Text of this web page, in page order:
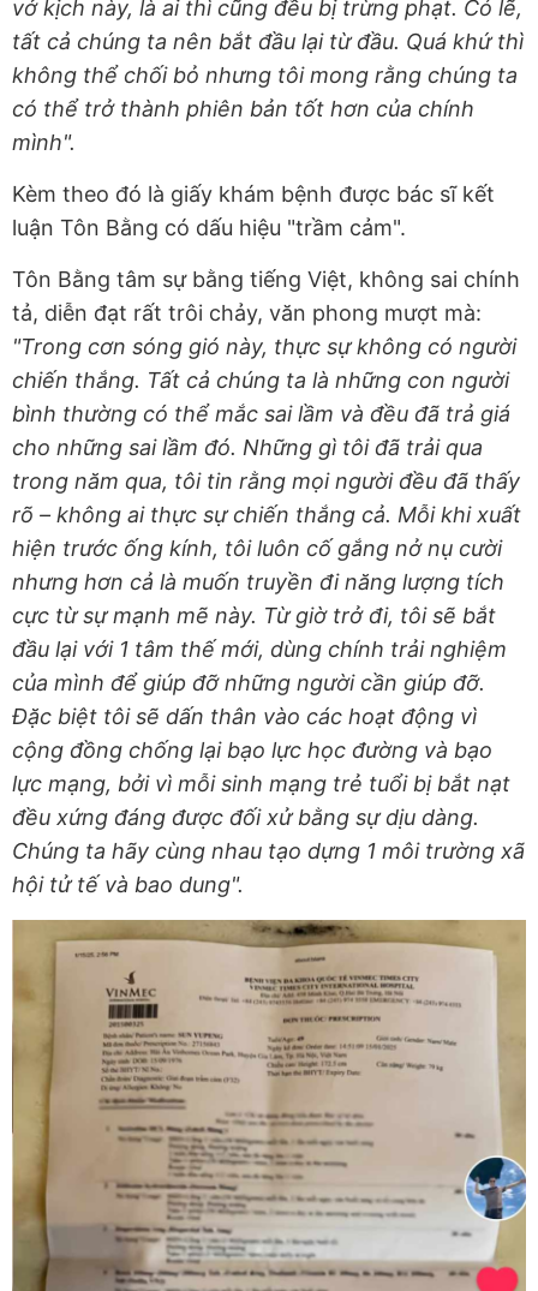
vở kịch này, là ai thì cũng đều bị trừng phạt. Có lẽ,
tất cả chúng ta nên bắt đầu lại từ đầu. Quá khứ thì
không thể chối bỏ nhưng tôi mong rằng chúng ta
có thể trở thành phiên bản tốt hơn của chính
mình".
Kèm theo đó là giấy khám bệnh được bác sĩ kết
luận Tôn Bằng có dấu hiệu "trầm cảm".
Tôn Bằng tâm sự bằng tiếng Việt, không sai chính
tả, diễn đạt rất trôi chảy, văn phong mượt mà:
"Trong cơn sóng gió này, thực sự không có người
chiến thắng. Tất cả chúng ta là những con người
bình thường có thể mắc sai lầm và đều đã trả giá
cho những sai lầm đó. Những gì tôi đã trải qua
trong năm qua, tôi tin rằng mọi người đều đã thấy
rõ – không ai thực sự chiến thắng cả. Mỗi khi xuất
hiện trước ống kính, tôi luôn cố gắng nở nụ cười
nhưng hơn cả là muốn truyền đi năng lượng tích
cực từ sự mạnh mẽ này. Từ giờ trở đi, tôi sẽ bắt
đầu lại với 1 tâm thế mới, dùng chính trải nghiệm
của mình để giúp đỡ những người cần giúp đỡ.
Đặc biệt tôi sẽ dấn thân vào các hoạt động vì
cộng đồng chống lại bạo lực học đường và bạo
lực mạng, bởi vì mỗi sinh mạng trẻ tuổi bị bắt nạt
đều xứng đáng được đối xử bằng sự dịu dàng.
Chúng ta hãy cùng nhau tạo dựng 1 môi trường xã
hội tử tế và bao dung".